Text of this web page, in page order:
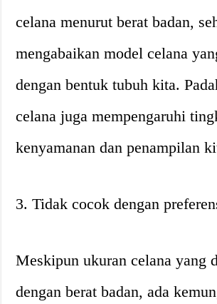
celana menurut berat badan,
mengabaikan model celana
dengan bentuk tubuh kita.
celana juga mempengaruhi
kenyamanan dan penampilan
3. Tidak cocok dengan
Meskipun ukuran celana yang
dengan berat badan, ada